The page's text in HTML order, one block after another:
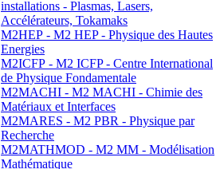
installations - Plasmas, Lasers,
Accélérateurs, Tokamaks
M2HEP - M2 HEP - Physique des Hautes
Energies
M2ICFP - M2 ICFP - Centre International
de Physique Fondamentale
M2MACHI - M2 MACHI - Chimie des
Matériaux et Interfaces
M2MARES - M2 PBR - Physique par
Recherche
M2MATHMOD - M2 MM - Modélisation
Mathématique